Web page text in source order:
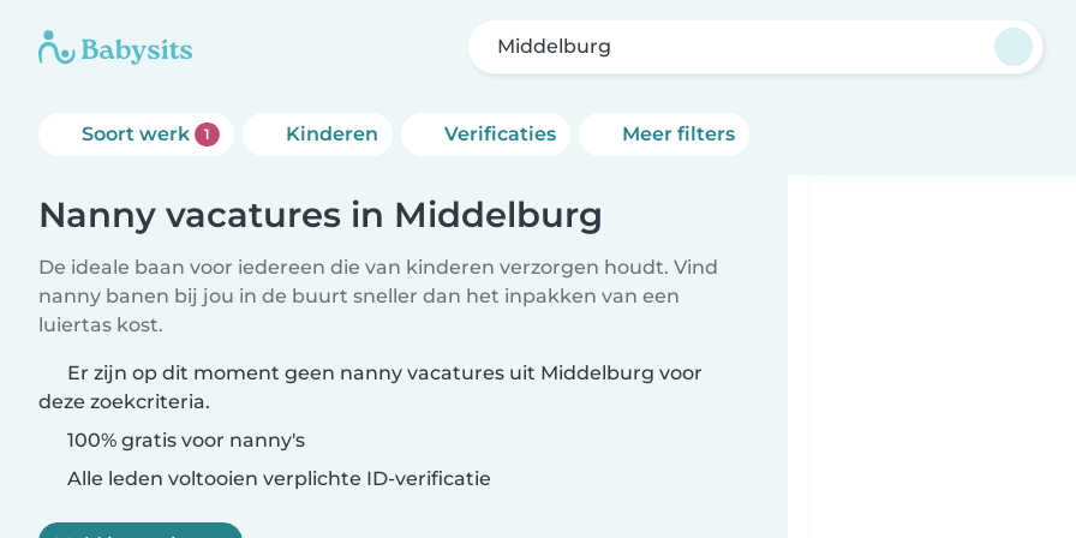
Middelburg
Soort werk 1 Kinderen Verificaties Meer filters
Nanny vacatures in Middelburg
De ideale baan voor iedereen die van kinderen verzorgen houdt. Vind
nanny banen bij jou in de buurt sneller dan het inpakken van een
luiertas kost.
Er zijn op dit moment geen nanny vacatures uit Middelburg voor
deze zoekcriteria.
100% gratis voor nanny's
Alle leden voltooien verplichte ID-verificatie